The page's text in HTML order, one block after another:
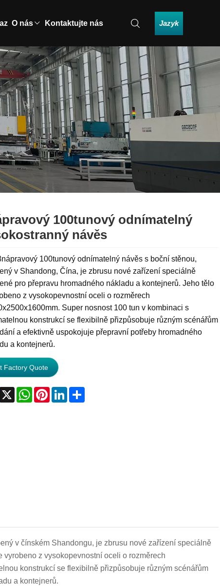
O nás Kontaktujte nás Jazyk
100tunový odnímatelný
návěs
100tunový odnímatelný návěs s boční stěnou,
v Shandong, Čína, je zbrusu nové zařízení speciálně
pro přepravu hromadného nákladu a kontejnerů. Jeho tělo
z vysokopevnostní oceli o rozměrech
Super nosnost 100 tun v kombinaci s
konstrukcí se flexibilně přizpůsobuje různým scénářům
a efektivně uspokojuje přepravní potřeby hromadného
a kontejnerů.
Factory Quote
X WhatsApp
PinterestLinkedInShare
v čínském Shandongu, je zbrusu nové zařízení speciálně
z vysokopevnostní oceli o rozměrech
konstrukcí se flexibilně přizpůsobuje různým scénářům
a kontejnerů.